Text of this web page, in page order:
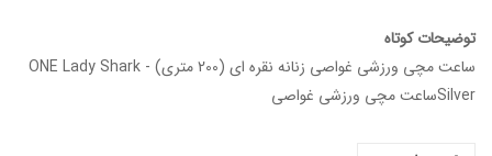
توضیحات کوتاه
ساعت مچی ورزشی غواصی زنانه نقره ای (200 متری) - ONE Lady Shark
Silverساعت مچی ورزشی غواصی